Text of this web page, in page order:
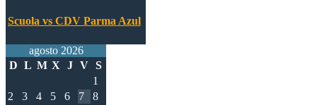
Scuola vs CDV Parma Azul
agosto 2026
D L M X J V S
1
2
3 4 5 6 7
8